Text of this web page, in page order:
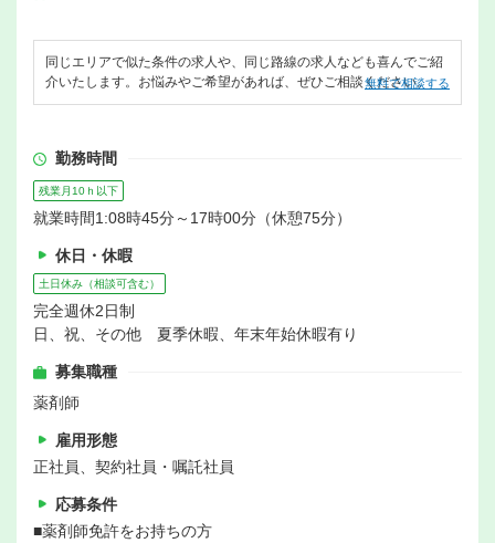
同じエリアで似た条件の求人や、同じ路線の求人なども喜んでご紹
介いたします。お悩みやご希望があれば、ぜひご相談ください。
無料で相談する
勤務時間
残業月10ｈ以下
就業時間1:08時45分～17時00分（休憩75分）
休日・休暇
土日休み（相談可含む）
完全週休2日制
日、祝、その他 夏季休暇、年末年始休暇有り
募集職種
薬剤師
雇用形態
正社員、契約社員・嘱託社員
応募条件
■薬剤師免許をお持ちの方